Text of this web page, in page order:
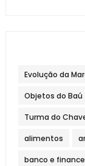
Evolução da
Objetos do Baú
Turma do
alimentos
banco e